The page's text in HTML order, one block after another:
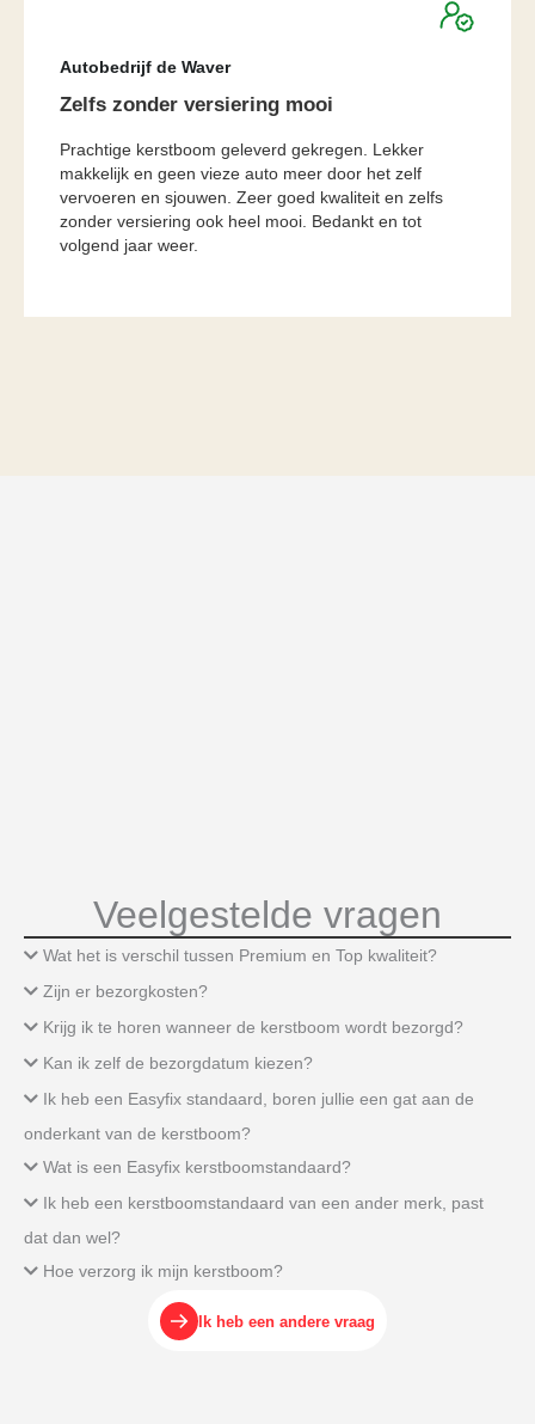
Autobedrijf de Waver
Zelfs zonder versiering mooi
Prachtige kerstboom geleverd gekregen. Lekker
makkelijk en geen vieze auto meer door het zelf
vervoeren en sjouwen. Zeer goed kwaliteit en zelfs
zonder versiering ook heel mooi. Bedankt en tot
volgend jaar weer.
Veelgestelde vragen
Wat het is verschil tussen Premium en Top kwaliteit?
Zijn er bezorgkosten?
Krijg ik te horen wanneer de kerstboom wordt bezorgd?
Kan ik zelf de bezorgdatum kiezen?
Ik heb een Easyfix standaard, boren jullie een gat aan de
onderkant van de kerstboom?
Wat is een Easyfix kerstboomstandaard?
Ik heb een kerstboomstandaard van een ander merk, past
dat dan wel?
Hoe verzorg ik mijn kerstboom?
Ik heb een andere vraag